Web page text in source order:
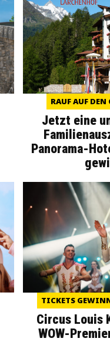
RAUF AUF DEN
Jetzt eine
Panorama-
TICKETS
Circus Louis
WOW-